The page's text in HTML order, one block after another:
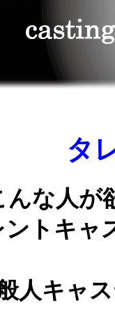
タ
んな人が
ントキャ
人キャ